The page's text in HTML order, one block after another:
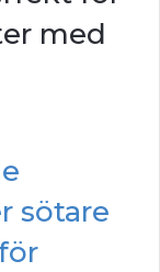
med
sötare